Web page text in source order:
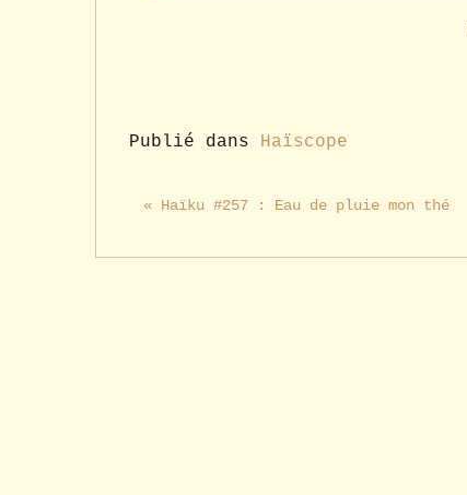
Publié dans Haïscope
« Haïku #257 : Eau de pluie mon thé